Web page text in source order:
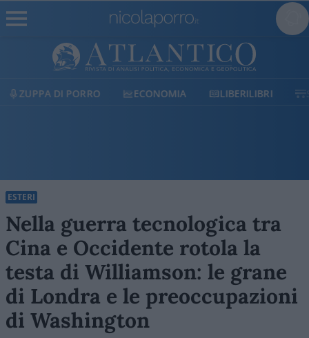
ECONOMIA LIBERILIBRI SHOP SOSTIENICI
ESTERI
Nella guerra tecnologica tra
Cina e Occidente rotola la
testa di Williamson: le grane
di Londra e le preoccupazioni
di Washington